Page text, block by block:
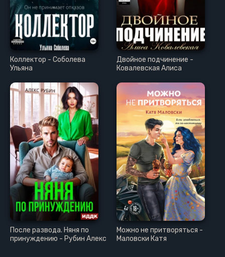
Коллектор - Соболева
Ульяна
Двойное подчинение -
Ковалевская Алиса
После развода. Няня по
принуждению - Рубин Алекс
Можно не притворяться -
Маловски Катя